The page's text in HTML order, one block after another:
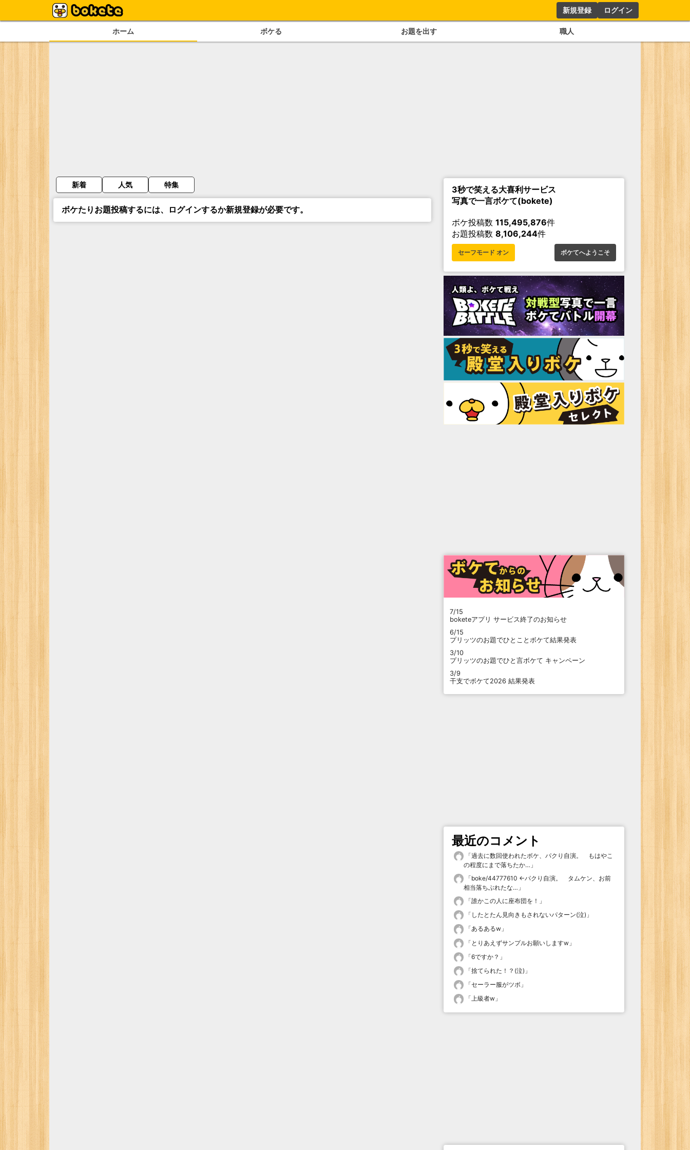
新規登録 ログイン
ホーム ボケる お題を出す 職人
新着 人気 特集
ボケたりお題投稿するには、ログインするか新規登録が必要です。
3秒で笑える大喜利サービス
写真で一言ボケて(bokete)
ボケ投稿数 115,495,876件
お題投稿数 8,106,244件
セーフモード オン ボケてへようこそ
7/15
boketeアプリ サービス終了のお知らせ
6/15
プリッツのお題でひとことボケて結果発表
3/10
プリッツのお題でひと言ボケて キャンペーン
3/9
干支でボケて2026 結果発表
最近のコメント
「過去に数回使われたボケ、パクり自演。 もはやこ
の程度にまで落ちたか… 」
「boke/44777610 ←パクり自演。 タムケン、お前
相当落ちぶれたな… 」
「誰かこの人に座布団を！ 」
「 したとたん見向きもされないパターン(泣) 」
「あるあるw 」
「 とりあえずサンプルお願いしますw 」
「6ですか？ 」
「捨てられた！？(泣) 」
「セーラー服がツボ 」
「上級者w 」